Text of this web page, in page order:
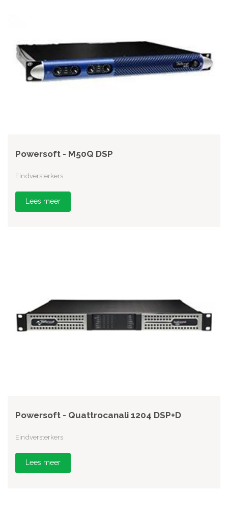
Powersoft - M50Q DSP
Eindversterkers
Lees meer
Powersoft - Quattrocanali 1204 DSP+D
Eindversterkers
Lees meer